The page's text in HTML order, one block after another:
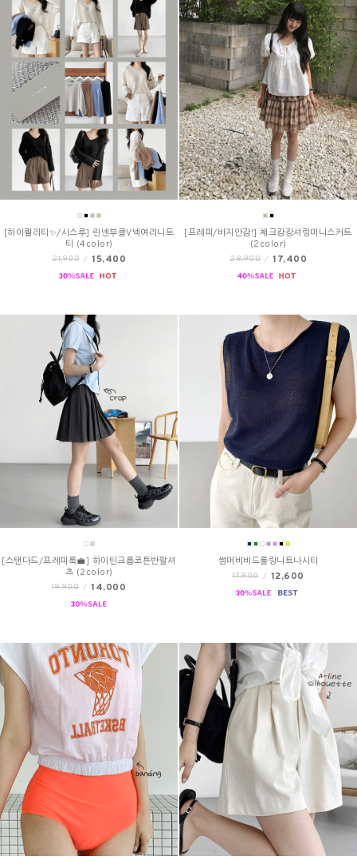
[하이퀄리티✨/시스루] 린넨부클V넥여리니트
티 (4color)
21,900 / 15,400
[프레피/바지안감!] 체크캉캉셔링미니스커트
(2color)
28,900 / 17,400
[스탠다드/프레피룩💼] 하이틴크롭코튼반팔셔
츠 (2color)
19,900 / 14,000
썸머비비드롤링니트나시티
17,900 / 12,600